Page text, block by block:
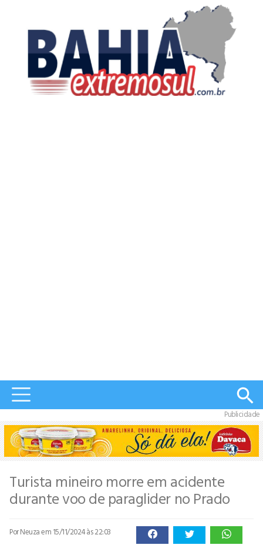
Publicidade
Turista mineiro morre em acidente
durante voo de paraglider no Prado
Por Neuzaem 15/11/2024 às 22:03